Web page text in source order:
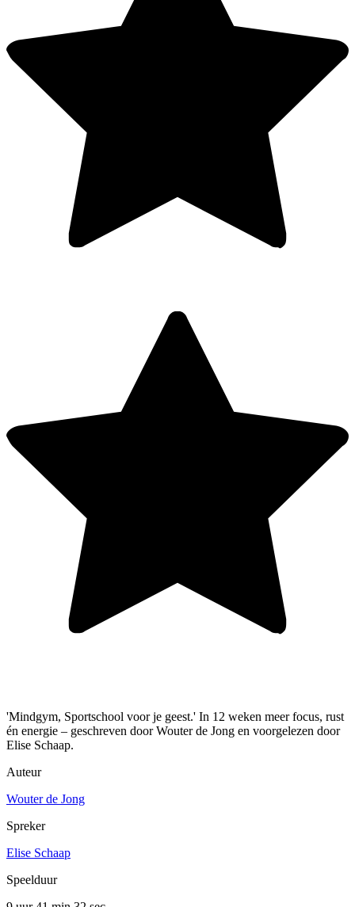
'Mindgym, Sportschool voor je geest.' In 12 weken meer focus, rust
én energie – geschreven door Wouter de Jong en voorgelezen door
Elise Schaap.
Auteur
Wouter de Jong
Spreker
Elise Schaap
Speelduur